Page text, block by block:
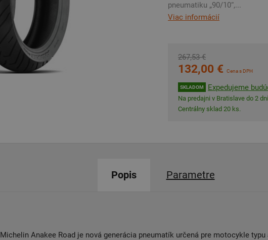
pneumatiku „90/10“,...
Viac informácií
267,53 €
132,00 € Cena s DPH
SKLADOM Expedujeme
Na predajni v Bratislave do 2
Centrálny sklad 20 ks.
Popis Parametre
Michelin Anakee Road je nová generácia pneumatík určená pre motocykle typu